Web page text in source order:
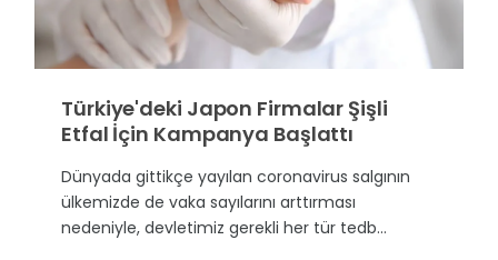
グローバルサプライヤーネットワーク
上級管理職
グローバル保証
ビレジャーアシスタント
繊維産業
建設業
政府機関
その他のセクター
ブログ
通信
Türkiye'deki Japon Firmalar Şişli
Etfal İçin Kampanya Başlattı
Dünyada gittikçe yayılan coronavirus salgının
ülkemizde de vaka sayılarını arttırması
nedeniyle, devletimiz gerekli her tür tedb…